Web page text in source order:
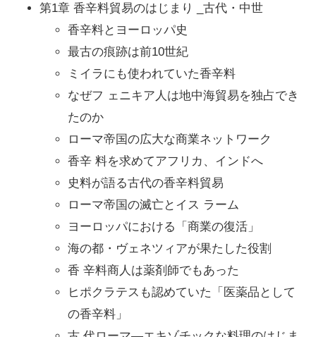
第1章 香辛料貿易のはじまり _古代・中世
香辛料とヨーロッパ史
最古の痕跡は前10世紀
ミイラにも使われていた香辛料
なぜフ ェニキア人は地中海貿易を独占でき
たのか
ローマ帝国の広大な商業ネットワーク
香辛 料を求めてアフリカ、インドへ
史料が語る古代の香辛料貿易
ローマ帝国の滅亡とイス ラーム
ヨーロッパにおける「商業の復活」
海の都・ヴェネツィアが果たした役割
香 辛料商人は薬剤師でもあった
ヒポクラテスも認めていた「医薬品として
の香辛料」